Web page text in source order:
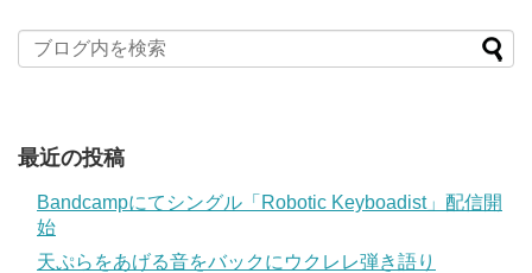
最近の投稿
Bandcampにてシングル「Robotic Keyboadist」配信開
始
天ぷらをあげる音をバックにウクレレ弾き語り